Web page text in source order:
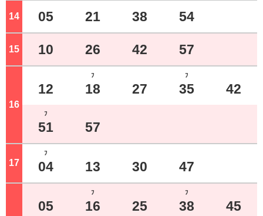
14 05 21 38 54
15 10 26 42 57
16
12
ﾌ
18 27
ﾌ
35 42
ﾌ
51 57
17
ﾌ
04 13 30 47
05
ﾌ
16 25
ﾌ
38 45